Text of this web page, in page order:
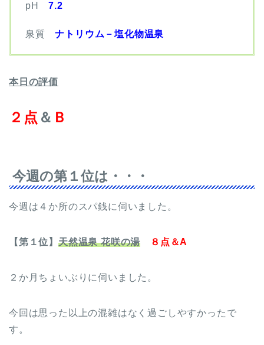
pH7.2
泉質ナトリウム－塩化物温泉
本日の評価
２点 ＆ Ｂ
今週の第１位は・・・
今週は４か所のスパ銭に伺いました。
【第１位】 天然温泉 花咲の湯 ８点＆A
２か月ちょいぶりに伺いました。
今回は思った以上の混雑はなく過ごしやすかったで
す。